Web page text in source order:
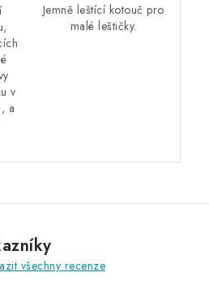
v
a
Jemně leštící kotouč pro
malé leštičky.
všechny recenze